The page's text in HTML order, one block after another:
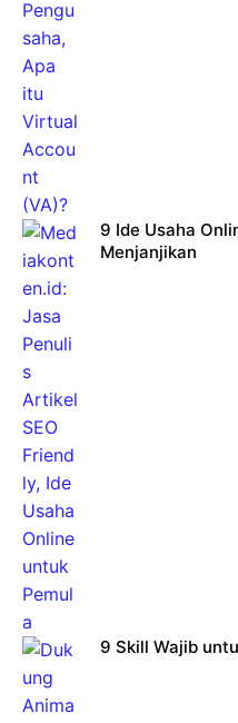
9 Ide Usaha
Menjanjikan
9 Skill Wajib